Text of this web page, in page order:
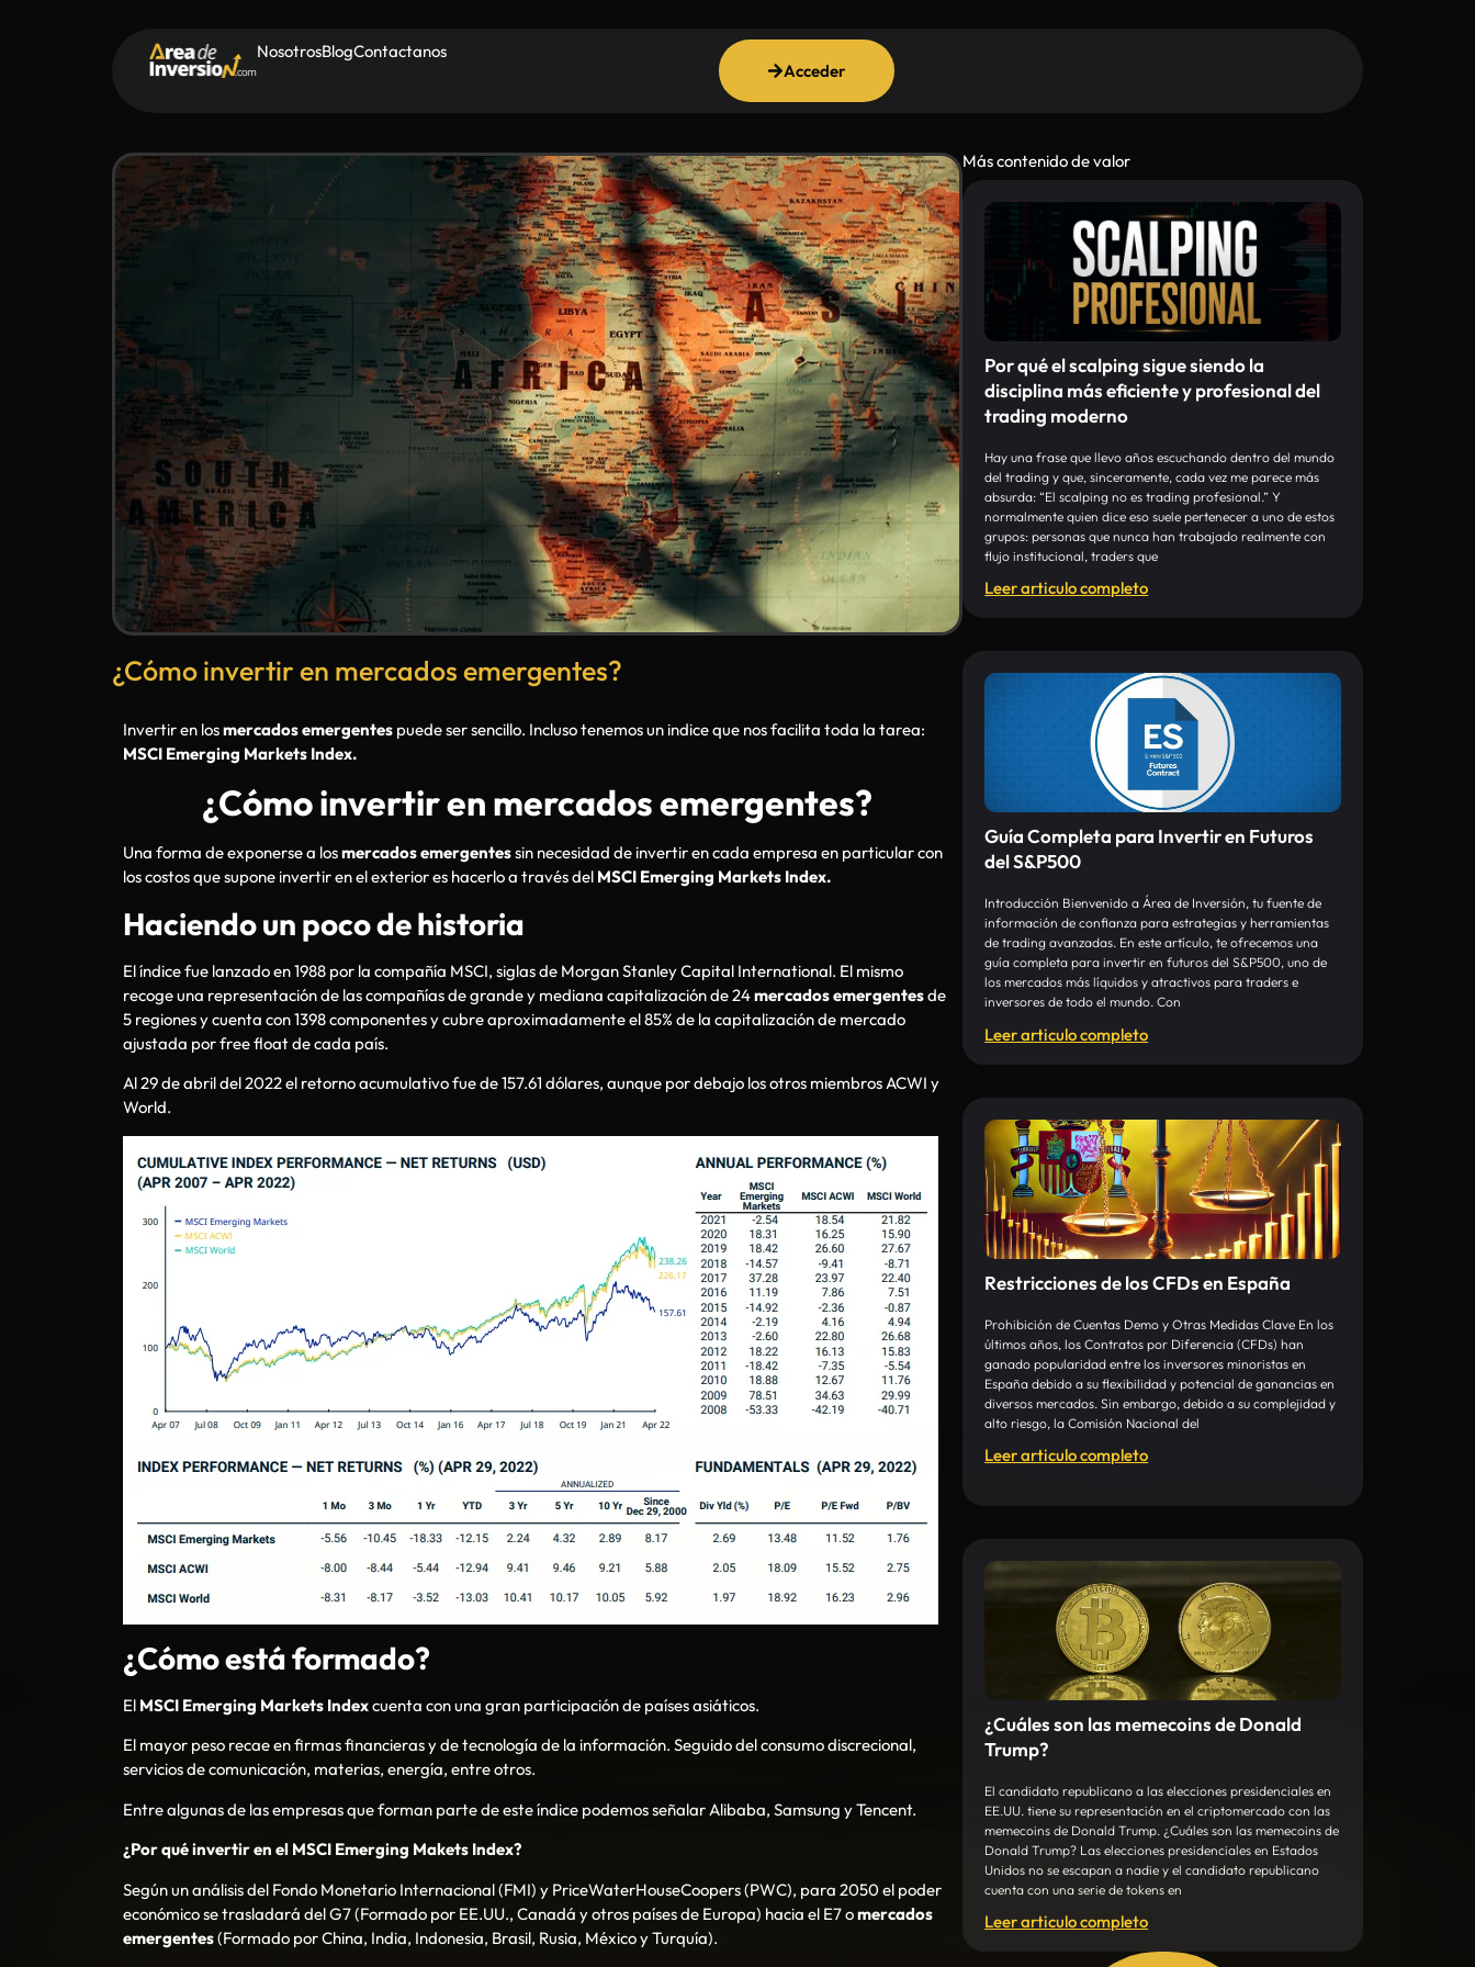
NosotrosBlogContactanos
Acceder
¿Cómo invertir en mercados emergentes?
Invertir en losmercados emergentes puede ser sencillo. Incluso tenemos un indice que nos facilita toda la tarea:
MSCI Emerging Markets Index.
¿Cómo invertir en mercados emergentes?
Una forma de exponerse a losmercados emergentessin necesidad de invertir en cada empresa en particular con
los costos que supone invertir en el exterior es hacerlo a través del MSCI Emerging Markets Index.
Haciendo un poco de historia
El índice fue lanzado en 1988 por la compañía MSCI, siglas de Morgan Stanley Capital International. El mismo
recoge una representación de las compañías de grande y mediana capitalización de 24mercados emergentesde
5 regiones y cuenta con 1398 componentes y cubre aproximadamente el 85% de la capitalización de mercado
ajustada por free float de cada país.
Al 29 de abril del 2022 el retorno acumulativo fue de 157.61 dólares, aunque por debajo los otros miembros ACWI y
World.
¿Cómo está formado?
El MSCI Emerging Markets Indexcuenta con una gran participación de países asiáticos.
El mayor peso recae en firmas financieras y de tecnología de la información. Seguido del consumo discrecional,
servicios de comunicación, materias, energía, entre otros.
Entre algunas de las empresas que forman parte de este índice podemos señalar Alibaba, Samsung y Tencent.
¿Por qué invertir en el MSCI Emerging Makets Index?
Según un análisis del Fondo Monetario Internacional (FMI) y PriceWaterHouseCoopers (PWC), para 2050 el poder
económico se trasladará del G7 (Formado por EE.UU., Canadá y otros países de Europa) hacia el E7 omercados
emergentes(Formado por China, India, Indonesia, Brasil, Rusia, México y Turquía).
Más contenido de valor
Por qué el scalping sigue siendo la
disciplina más eficiente y profesional del
trading moderno
Hay una frase que llevo años escuchando dentro del mundo
del trading y que, sinceramente, cada vez me parece más
absurda: “El scalping no es trading profesional.” Y
normalmente quien dice eso suele pertenecer a uno de estos
grupos: personas que nunca han trabajado realmente con
flujo institucional, traders que
Leer articulo completo
Guía Completa para Invertir en Futuros
del S&P500
Introducción Bienvenido a Área de Inversión, tu fuente de
información de confianza para estrategias y herramientas
de trading avanzadas. En este artículo, te ofrecemos una
guía completa para invertir en futuros del S&P500, uno de
los mercados más líquidos y atractivos para traders e
inversores de todo el mundo. Con
Leer articulo completo
Restricciones de los CFDs en España
Prohibición de Cuentas Demo y Otras Medidas Clave En los
últimos años, los Contratos por Diferencia (CFDs) han
ganado popularidad entre los inversores minoristas en
España debido a su flexibilidad y potencial de ganancias en
diversos mercados. Sin embargo, debido a su complejidad y
alto riesgo, la Comisión Nacional del
Leer articulo completo
¿Cuáles son las memecoins de Donald
Trump?
El candidato republicano a las elecciones presidenciales en
EE.UU. tiene su representación en el criptomercado con las
memecoins de Donald Trump. ¿Cuáles son las memecoins de
Donald Trump? Las elecciones presidenciales en Estados
Unidos no se escapan a nadie y el candidato republicano
cuenta con una serie de tokens en
Leer articulo completo